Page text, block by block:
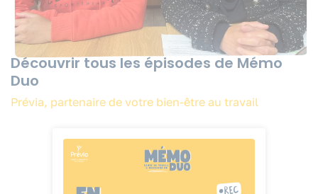
Découvrir tous les épisodes de Mémo
Duo
Prévia, partenaire de votre bien-être au travail